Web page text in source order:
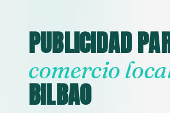
PUBLICIDAD
comercio
BILBAO